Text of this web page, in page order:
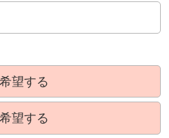
望する
望する